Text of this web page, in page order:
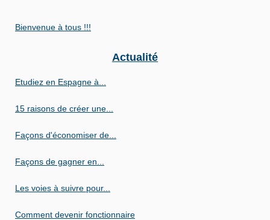
Bienvenue à tous !!!
Actualité
Etudiez en Espagne à...
15 raisons de créer une...
Façons d'économiser de...
Façons de gagner en...
Les voies à suivre pour...
Comment devenir fonctionnaire